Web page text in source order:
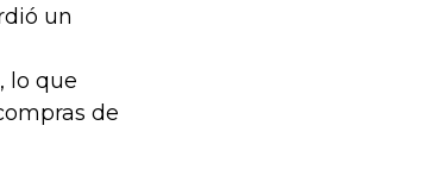
un
lo que
de